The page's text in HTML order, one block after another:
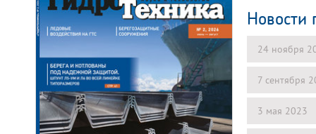
Новости
24 ноября
7 сентября
3 мая 2023